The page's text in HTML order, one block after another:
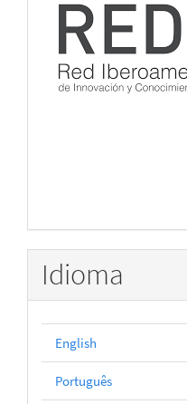
Idioma
English
Português